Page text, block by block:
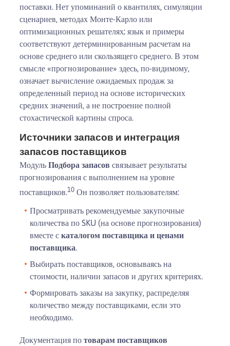
поставки. Нет упоминаний о квантилях, симуляции
сценариев, методах Монте-Карло или
оптимизационных решателях; язык и примеры
соответствуют детерминированным расчетам на
основе среднего или скользящего среднего. В этом
смысле «прогнозирование» здесь, по-видимому,
означает вычисление ожидаемых продаж за
определенный период на основе исторических
средних значений, а не построение полной
стохастической картины спроса.
Источники запасов и интеграция
запасов поставщиков
Модуль Подбора запасов связывает результаты
прогнозирования с выполнением на уровне
поставщиков.10 Он позволяет пользователям:
Просматривать рекомендуемые закупочные
количества по SKU (на основе прогнозирования)
вместе с каталогом поставщика и ценами
поставщика.
Выбирать поставщиков, основываясь на
стоимости, наличии запасов и других критериях.
Формировать заказы на закупку, распределяя
количество между поставщиками, если это
необходимо.
Документация по товарам поставщиков